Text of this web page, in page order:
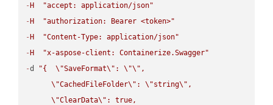
- H
"accept: application/json"
- H
"authorization: Bearer <token>"
- H
"Content-Type: application/json"
- H
"x-aspose-client: Containerize.Swagger"
-d "{ \"SaveFormat\" : \"\" ,
\"CachedFileFolder\" : \"string\" ,
\"ClearData\" : true,